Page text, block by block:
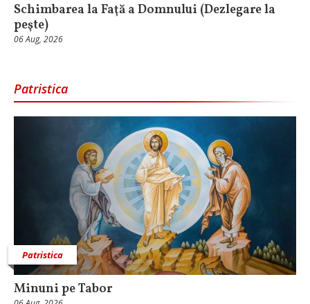
Schimbarea la Faţă a Domnului (Dezlegare la
peşte)
06 Aug, 2026
Patristica
Patristica
Minuni pe Tabor